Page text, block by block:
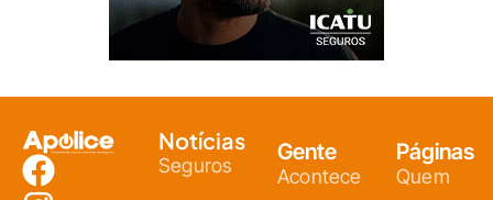
Notícias
Seguros
Gente
Acontece
Páginas
Quem